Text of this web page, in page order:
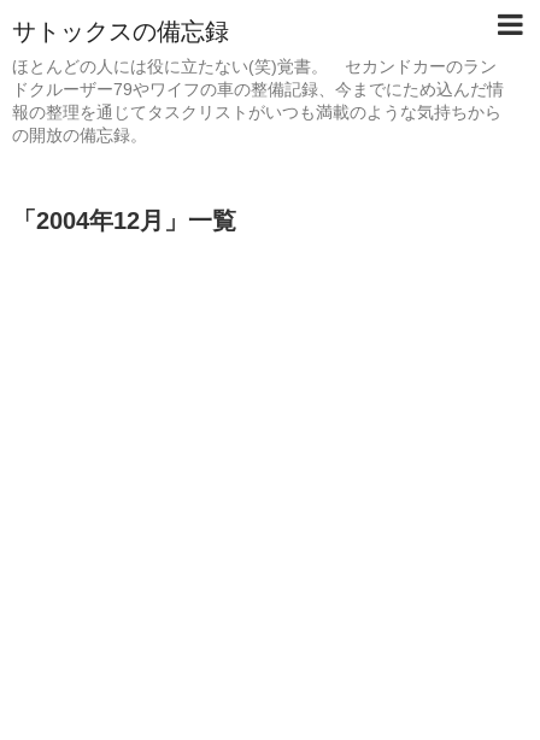
サトックスの備忘録
ほとんどの人には役に立たない(笑)覚書。 セカンドカーのラン
ドクルーザー79やワイフの車の整備記録、今までにため込んだ情
報の整理を通じてタスクリストがいつも満載のような気持ちから
の開放の備忘録。
「 2004年12月 」 一覧